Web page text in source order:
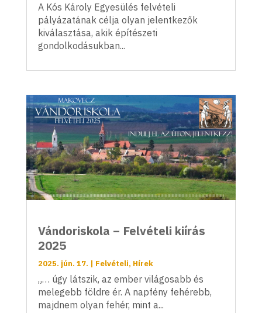
A Kós Károly Egyesülés felvételi
pályázatának célja olyan jelentkezők
kiválasztása, akik építészeti
gondolkodásukban...
Vándoriskola – Felvételi kiírás
2025
2025. jún. 17. | Felvételi, Hírek
„… úgy látszik, az ember világosabb és
melegebb földre ér. A napfény fehérebb,
majdnem olyan fehér, mint a...